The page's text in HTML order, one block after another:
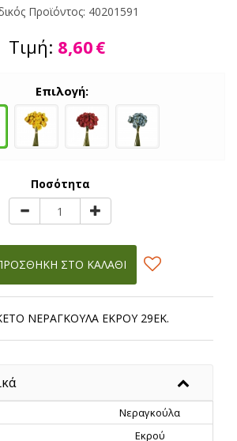
Προϊόντος: 40201591
Τιμή: 8,60€
Επιλογή:
Ποσότητα
ΣΤΟ ΚΑΛΆΘΙ
ΝΕΡΑΓΚΟΥΛΑ ΕΚΡΟΥ 29ΕΚ.
Νεραγκούλα
Εκρού